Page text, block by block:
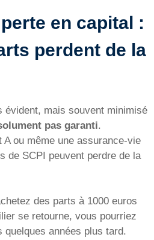
en capital :
perdent de la
évident, mais souvent minimisé
pas garanti.
ou même une assurance-vie
de SCPI peuvent perdre de la
des parts à 1000 euros
se retourne, vous pourriez
quelques années plus tard.